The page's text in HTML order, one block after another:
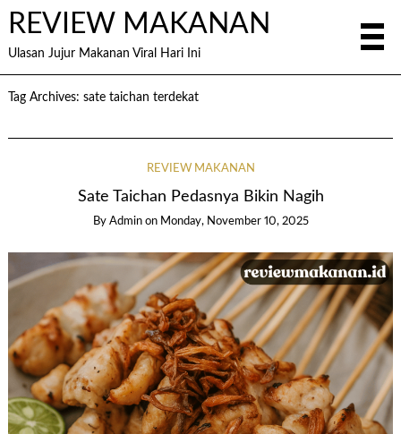
REVIEW MAKANAN
Ulasan Jujur Makanan Viral Hari Ini
Tag Archives: sate taichan terdekat
REVIEW MAKANAN
Sate Taichan Pedasnya Bikin Nagih
By Admin on Monday, November 10, 2025